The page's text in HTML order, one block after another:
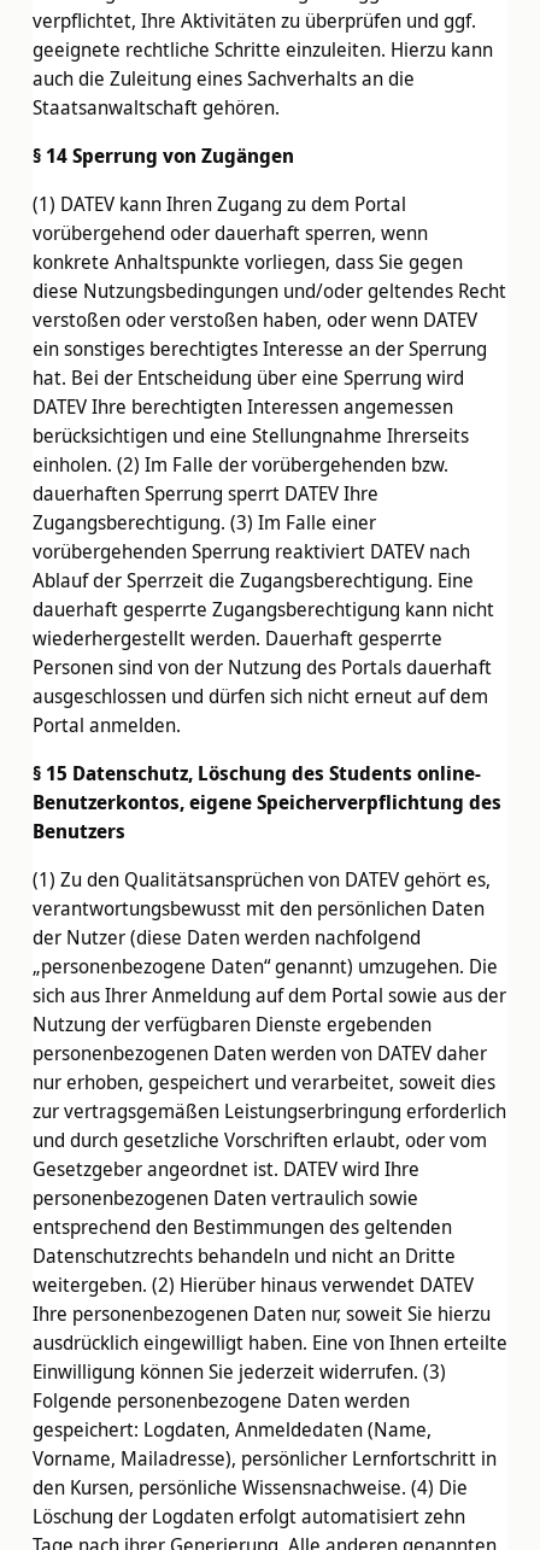
verpflichtet, Ihre Aktivitäten zu überprüfen und ggf.
geeignete rechtliche Schritte einzuleiten. Hierzu kann
auch die Zuleitung eines Sachverhalts an die
Staatsanwaltschaft gehören.
§ 14 Sperrung von Zugängen
(1) DATEV kann Ihren Zugang zu dem Portal
vorübergehend oder dauerhaft sperren, wenn
konkrete Anhaltspunkte vorliegen, dass Sie gegen
diese Nutzungsbedingungen und/oder geltendes Recht
verstoßen oder verstoßen haben, oder wenn DATEV
ein sonstiges berechtigtes Interesse an der Sperrung
hat. Bei der Entscheidung über eine Sperrung wird
DATEV Ihre berechtigten Interessen angemessen
berücksichtigen und eine Stellungnahme Ihrerseits
einholen. (2) Im Falle der vorübergehenden bzw.
dauerhaften Sperrung sperrt DATEV Ihre
Zugangsberechtigung. (3) Im Falle einer
vorübergehenden Sperrung reaktiviert DATEV nach
Ablauf der Sperrzeit die Zugangsberechtigung. Eine
dauerhaft gesperrte Zugangsberechtigung kann nicht
wiederhergestellt werden. Dauerhaft gesperrte
Personen sind von der Nutzung des Portals dauerhaft
ausgeschlossen und dürfen sich nicht erneut auf dem
Portal anmelden.
§ 15 Datenschutz, Löschung des Students online-
Benutzerkontos, eigene Speicherverpflichtung des
Benutzers
(1) Zu den Qualitätsansprüchen von DATEV gehört es,
verantwortungsbewusst mit den persönlichen Daten
der Nutzer (diese Daten werden nachfolgend
„personenbezogene Daten“ genannt) umzugehen. Die
sich aus Ihrer Anmeldung auf dem Portal sowie aus der
Nutzung der verfügbaren Dienste ergebenden
personenbezogenen Daten werden von DATEV daher
nur erhoben, gespeichert und verarbeitet, soweit dies
zur vertragsgemäßen Leistungserbringung erforderlich
und durch gesetzliche Vorschriften erlaubt, oder vom
Gesetzgeber angeordnet ist. DATEV wird Ihre
personenbezogenen Daten vertraulich sowie
entsprechend den Bestimmungen des geltenden
Datenschutzrechts behandeln und nicht an Dritte
weitergeben. (2) Hierüber hinaus verwendet DATEV
Ihre personenbezogenen Daten nur, soweit Sie hierzu
ausdrücklich eingewilligt haben. Eine von Ihnen erteilte
Einwilligung können Sie jederzeit widerrufen. (3)
Folgende personenbezogene Daten werden
gespeichert: Logdaten, Anmeldedaten (Name,
Vorname, Mailadresse), persönlicher Lernfortschritt in
den Kursen, persönliche Wissensnachweise. (4) Die
Löschung der Logdaten erfolgt automatisiert zehn